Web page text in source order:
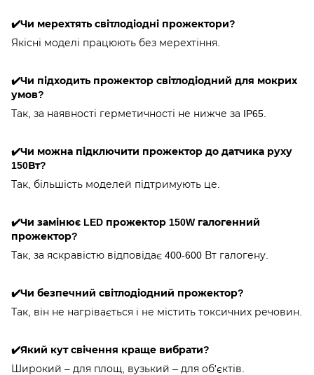
✔️Чи мерехтять світлодіодні прожектори?
Якісні моделі працюють без мерехтіння.
✔️Чи підходить прожектор світлодіодний для мокрих
умов?
Так, за наявності герметичності не нижче за IP65.
✔️Чи можна підключити прожектор до датчика руху
150Вт?
Так, більшість моделей підтримують це.
✔️Чи замінює LED прожектор 150W галогенний
прожектор?
Так, за яскравістю відповідає 400-600 Вт галогену.
✔️Чи безпечний світлодіодний прожектор?
Так, він не нагрівається і не містить токсичних речовин.
✔️Який кут свічення краще вибрати?
Широкий – для площ, вузький – для об'єктів.